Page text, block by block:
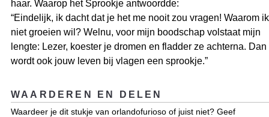
haar. Waarop het Sprookje antwoordde:
“Eindelijk, ik dacht dat je het me nooit zou vragen! Waarom ik
niet groeien wil? Welnu, voor mijn boodschap volstaat mijn
lengte: Lezer, koester je dromen en fladder ze achterna. Dan
wordt ook jouw leven bij vlagen een sprookje.”
WAARDEREN EN DELEN
Waardeer je dit stukje van orlandofurioso of juist niet? Geef